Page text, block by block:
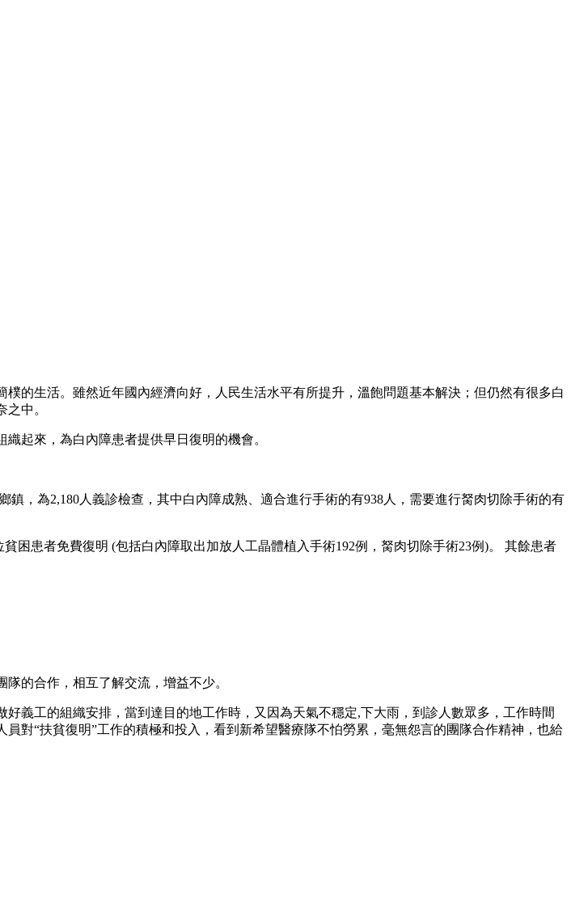
的生活。雖然近年國內經濟向好，人民生活水平有所提升，溫飽問題基本解決；但仍然有很多白
中。
起來，為白內障患者提供早日復明的機會。
，為2,180人義診檢查，其中白內障成熟、適合進行手術的有938人，需要進行胬肉切除手術的有
困患者免費復明 (包括白內障取出加放人工晶體植入手術192例，胬肉切除手術23例)。 其餘患者
的合作，相互了解交流，增益不少。
義工的組織安排，當到達目的地工作時，又因為天氣不穩定,下大雨，到診人數眾多，工作時間
對“扶貧復明”工作的積極和投入，看到新希望醫療隊不怕勞累，毫無怨言的團隊合作精神，也給